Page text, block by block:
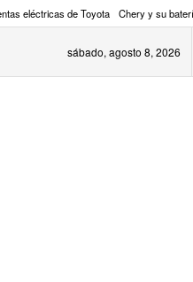
eléctricas de Toyota Chery y su
sábado, agosto 8, 2026